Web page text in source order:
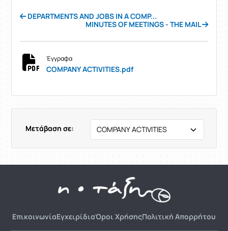
DEPARTMENTS AND JOBS IN A COMP...
MINUTES OF MEETINGS - THE MAIL
Έγγραφα
COMPANY ACTIVITIES.pdf
Μετάβαση σε:
ΕπικοινωνίαΕγχειρίδιαΌροι ΧρήσηςΠολιτική Απορρήτου